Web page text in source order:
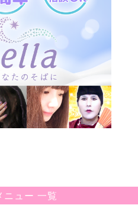
ニュー 一覧